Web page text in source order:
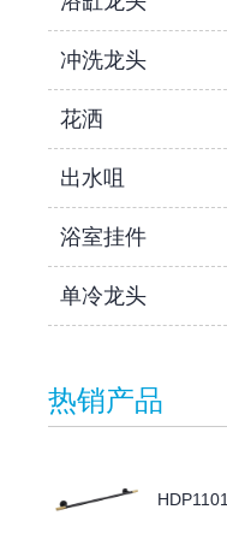
冲洗龙头
花洒
出水咀
浴室挂件
单冷龙头
热销产品
HDP1101